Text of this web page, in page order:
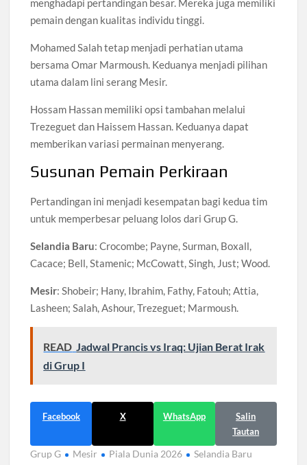
menghadapi pertandingan besar. Mereka juga memiliki
pemain dengan kualitas individu tinggi.
Mohamed Salah tetap menjadi perhatian utama
bersama Omar Marmoush. Keduanya menjadi pilihan
utama dalam lini serang Mesir.
Hossam Hassan memiliki opsi tambahan melalui
Trezeguet dan Haissem Hassan. Keduanya dapat
memberikan variasi permainan menyerang.
Susunan Pemain Perkiraan
Pertandingan ini menjadi kesempatan bagi kedua tim
untuk memperbesar peluang lolos dari Grup G.
Selandia Baru: Crocombe; Payne, Surman, Boxall,
Cacace; Bell, Stamenic; McCowatt, Singh, Just; Wood.
Mesir: Shobeir; Hany, Ibrahim, Fathy, Fatouh; Attia,
Lasheen; Salah, Ashour, Trezeguet; Marmoush.
READ Jadwal Prancis vs Iraq: Ujian Berat Irak
di Grup I
Facebook X WhatsApp
Salin
Tautan
Grup G Mesir Piala Dunia 2026 Selandia Baru